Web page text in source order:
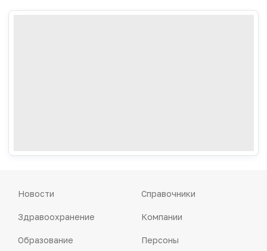
Новости
Здравоохранение
Образование
Справочники
Компании
Персоны